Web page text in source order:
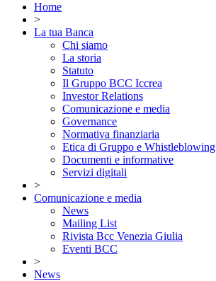
Home
>
La tua Banca
Chi siamo
La storia
Statuto
Il Gruppo BCC Iccrea
Investor Relations
Comunicazione e media
Governance
Normativa finanziaria
Etica di Gruppo e Whistleblowing
Documenti e informative
Servizi digitali
>
Comunicazione e media
News
Mailing List
Rivista Bcc Venezia Giulia
Eventi BCC
>
News